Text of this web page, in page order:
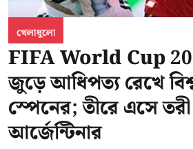
খেলাধুলো
FIFA World Cup
জুড়ে আধিপত্য রেখে
স্পেনের; তীরে এসে
আর্জেন্টিনার